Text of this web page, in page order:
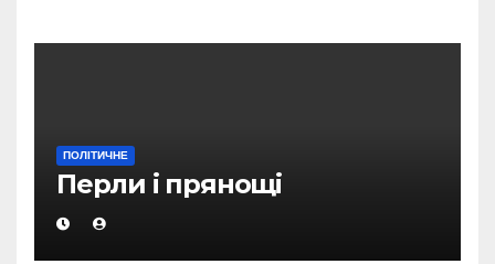
ПОЛІТИЧНЕ
Перли і прянощі